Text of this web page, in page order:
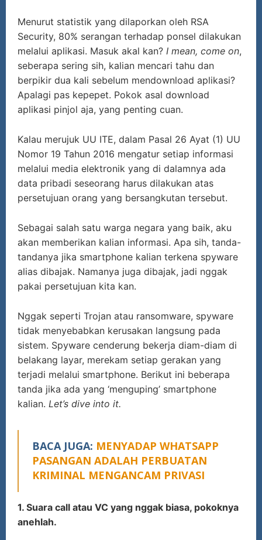
Menurut statistik yang dilaporkan oleh RSA
Security, 80% serangan terhadap ponsel dilakukan
melalui aplikasi. Masuk akal kan? I mean, come on,
seberapa sering sih, kalian mencari tahu dan
berpikir dua kali sebelum mendownload aplikasi?
Apalagi pas kepepet. Pokok asal download
aplikasi pinjol aja, yang penting cuan.
Kalau merujuk UU ITE, dalam Pasal 26 Ayat (1) UU
Nomor 19 Tahun 2016 mengatur setiap informasi
melalui media elektronik yang di dalamnya ada
data pribadi seseorang harus dilakukan atas
persetujuan orang yang bersangkutan tersebut.
Sebagai salah satu warga negara yang baik, aku
akan memberikan kalian informasi. Apa sih, tanda-
tandanya jika smartphone kalian terkena spyware
alias dibajak. Namanya juga dibajak, jadi nggak
pakai persetujuan kita kan.
Nggak seperti Trojan atau ransomware, spyware
tidak menyebabkan kerusakan langsung pada
sistem. Spyware cenderung bekerja diam-diam di
belakang layar, merekam setiap gerakan yang
terjadi melalui smartphone. Berikut ini beberapa
tanda jika ada yang ‘menguping’ smartphone
kalian. Let’s dive into it.
BACA JUGA: MENYADAP WHATSAPP
PASANGAN ADALAH PERBUATAN
KRIMINAL MENGANCAM PRIVASI
1. Suara call atau VC yang nggak biasa, pokoknya
anehlah.